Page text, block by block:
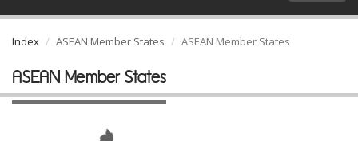
Index ASEAN Member States ASEAN Member States
ASEAN Member States